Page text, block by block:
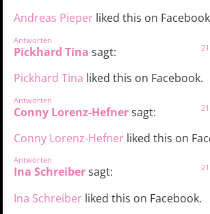
Andreas Pieper liked this on
Antworten
Pickhard Tina sagt:
Pickhard Tina liked this on Facebook.
Antworten
Conny Lorenz-Hefnersagt:
Conny Lorenz-Hefner liked this on
Antworten
Ina Schreibersagt:
Ina Schreiber liked this on Facebook.